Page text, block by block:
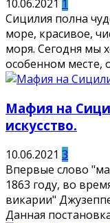
10.06.2021 1
Сицилия полна
море, красивое,
моря. Сегодня мы
особенном месте,
Мафия на
искусство.
10.06.2021 3
Впервые слово
1863 году, во
викарии"
Данная